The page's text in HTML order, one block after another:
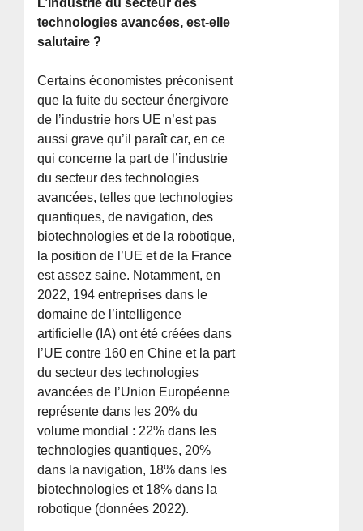
technologies avancées, est-elle
salutaire ?
Certains économistes préconisent
que la fuite du secteur énergivore
de l’industrie hors UE n’est pas
aussi grave qu’il paraît car, en ce
qui concerne la part de l’industrie
du secteur des technologies
avancées, telles que technologies
quantiques, de navigation, des
biotechnologies et de la robotique,
la position de l’UE et de la France
est assez saine. Notamment, en
2022, 194 entreprises dans le
domaine de l’intelligence
artificielle (IA) ont été créées dans
l’UE contre 160 en Chine et la part
du secteur des technologies
avancées de l’Union Européenne
représente dans les 20% du
volume mondial : 22% dans les
technologies quantiques, 20%
dans la navigation, 18% dans les
biotechnologies et 18% dans la
robotique (données 2022).